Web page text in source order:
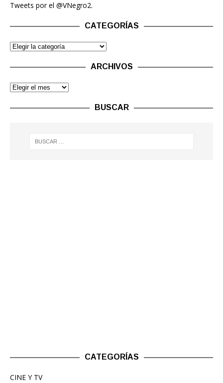
Tweets por el @VNegro2.
CATEGORÍAS
ARCHIVOS
BUSCAR
CATEGORÍAS
CINE Y TV